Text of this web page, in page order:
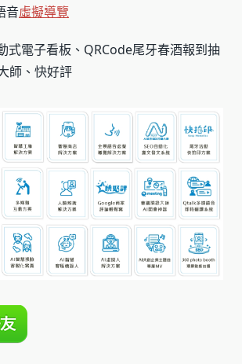
音虛擬導覽
式電子看板、QRCode尾牙春酒報到抽
師、快好評